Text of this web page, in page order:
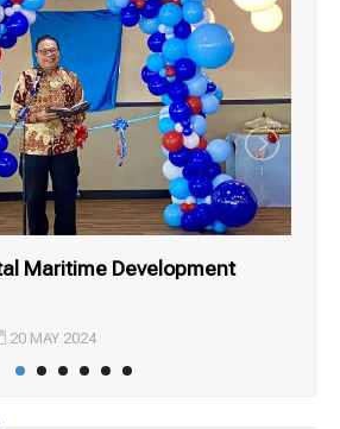
Maritime Development
20 MAY 2024